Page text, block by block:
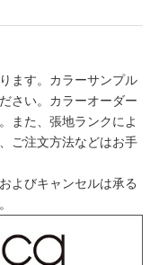
ます。カラーサンプル
さい。カラーオーダー
また、張地ランクによ
ご注文方法などはお手
よびキャンセルは承る